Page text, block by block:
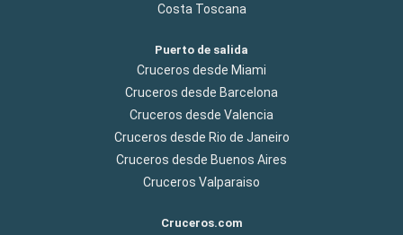
Costa Toscana
Puerto de salida
Cruceros desde Miami
Cruceros desde Barcelona
Cruceros desde Valencia
Cruceros desde Rio de Janeiro
Cruceros desde Buenos Aires
Cruceros Valparaiso
Cruceros.com